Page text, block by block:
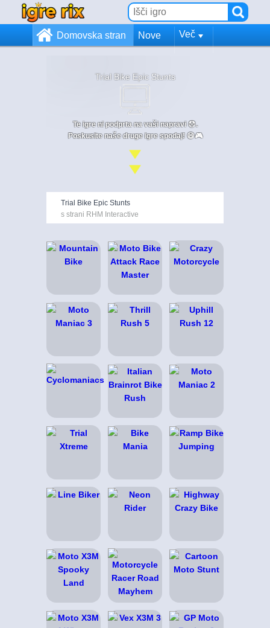
Domovska stran Nove Več
Trial Bike Epic Stunts
Te igre ni podprta na vaši napravi 😞.
Poskusite naše druge igre spodaj! 😄🎮
Trial Bike Epic Stunts
s strani RHM Interactive